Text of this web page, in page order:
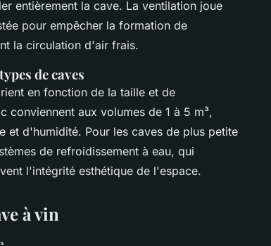
entièrement la cave. La ventilation joue
pour empêcher la formation de
la circulation d'air frais.
de caves
en fonction de la taille et de
conviennent aux volumes de 1 à 5 m³,
et d'humidité. Pour les caves de plus petite
de refroidissement à eau, qui
l'intégrité esthétique de l'espace.
à vin